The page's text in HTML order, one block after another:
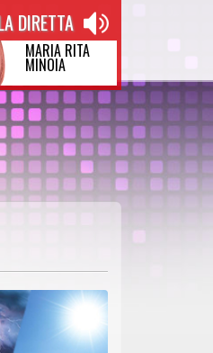
DIRETTA
MARIA RITA
MINOIA
METEO: